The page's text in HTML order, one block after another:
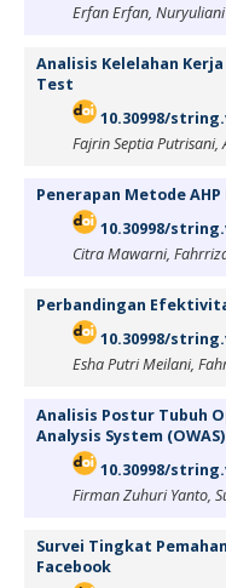
Erfan Erfan,
Analisis Kelelahan
Test
10.30998/
Fajrin Septia Putrisani,
Penerapan Metode
10.30998/
Citra Mawarni,
Perbandingan
10.30998/
Esha Putri Meilani,
Analisis Postur Tubuh
Analysis System (OWAS)
10.30998/
Firman Zuhuri Yanto,
Survei Tingkat
Facebook